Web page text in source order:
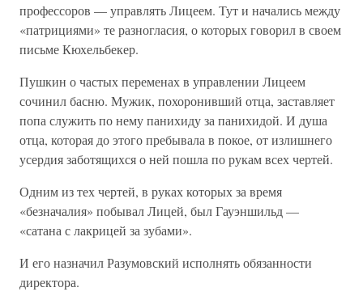
профессоров — управлять Лицеем. Тут и начались между
«патрициями» те разногласия, о которых говорил в своем
письме Кюхельбекер.
Пушкин о частых переменах в управлении Лицеем
сочинил басню. Мужик, похоронивший отца, заставляет
попа служить по нему панихиду за панихидой. И душа
отца, которая до этого пребывала в покое, от излишнего
усердия заботящихся о ней пошла по рукам всех чертей.
Одним из тех чертей, в руках которых за время
«безначалия» побывал Лицей, был Гауэншильд —
«сатана с лакрицей за зубами».
И его назначил Разумовский исполнять обязанности
директора.